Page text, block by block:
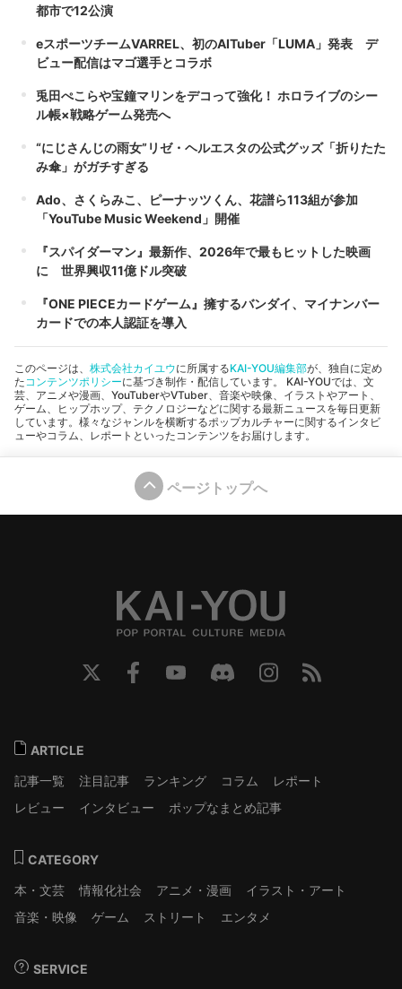
都市で12公演
eスポーツチームVARREL、初のAITuber「LUMA」発表 デ
ビュー配信はマゴ選手とコラボ
兎田ぺこらや宝鐘マリンをデコって強化！ ホロライブのシー
ル帳×戦略ゲーム発売へ
“にじさんじの雨女”リゼ・ヘルエスタの公式グッズ「折りたた
み傘」がガチすぎる
Ado、さくらみこ、ピーナッツくん、花譜ら113組が参加
「YouTube Music Weekend」開催
『スパイダーマン』最新作、2026年で最もヒットした映画
に 世界興収11億ドル突破
『ONE PIECEカードゲーム』擁するバンダイ、マイナンバー
カードでの本人認証を導入
このページは、 株式会社カイユウに所属するKAI-YOU編集部が、独自に定め
た コンテンツポリシーに基づき制作・配信しています。 KAI-YOUでは、文
芸、アニメや漫画、YouTuberやVTuber、音楽や映像、イラストやアート、
ゲーム、ヒップホップ、テクノロジーなどに関する最新ニュースを毎日更新
しています。様々なジャンルを横断するポップカルチャーに関するインタビ
ューやコラム、レポートといったコンテンツをお届けします。
ページトップへ
ARTICLE
記事一覧
注目記事 ランキング コラム
レポート
レビュー
インタビュー ポップなまとめ記事
CATEGORY
本・文芸
情報化社会 アニメ・漫画
イラスト・アート
音楽・映像
ゲーム ストリート エンタメ
SERVICE